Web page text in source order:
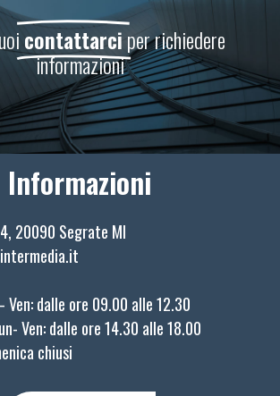
contattarciper richiedere
informazioni
Informazioni
20090 Segrate MI
​dalle ore 09.00 alle 12.30
Ven: dalle ore 14.30 alle 18.00
chiusi